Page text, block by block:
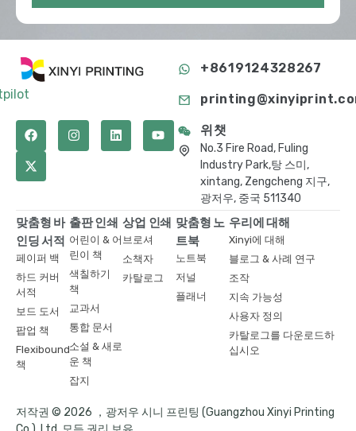
+8619124328267
위챗
No.3 Fire Road, Fuling
Industry Park,탕 스미,
xintang, Zengcheng 지구,
광저우, 중국 511340
맞춤형 바
인딩 서적
페이퍼 백
하드 커버
서적
보드 도서
팝업 책
Flexibound
책
출판 인쇄
어린이 & 어
린이 책
색칠하기
책
교과서
통합 문서
소설 & 새로
운 책
잡지
상업 인쇄
브로셔
소책자
카탈로그
맞춤형 노
트북
노트북
저널
플래너
우리에 대해
Xinyi에 대해
블로그 & 사례 연구
조작
지속 가능성
사용자 정의
카탈로그를 다운로드하
십시오
저작권 © 2026 ，광저우 시니 프린팅 (Guangzhou Xinyi Printing